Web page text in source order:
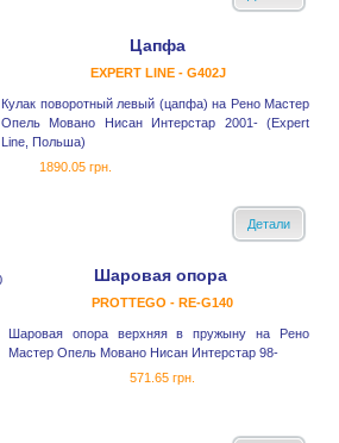
Цапфа
EXPERT LINE - G402J
Кулак поворотный левый (цапфа) на Рено Мастер
Опель Мовано Нисан Интерстар 2001- (Expert
Line, Польша)
1890.05 грн.
Детали
Шаровая опора
PROTTEGO - RE-G140
Шаровая опора верхняя в пружыну на Рено
Мастер Опель Мовано Нисан Интерстар 98-
571.65 грн.